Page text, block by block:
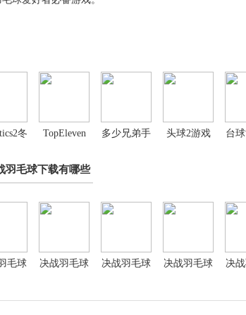
冬
完整
TopEleven
官方版
多少兄弟手 头球2游戏 台
羽毛球下载有哪些
毛球 决战羽毛球 决战羽毛球 决战羽毛球 决